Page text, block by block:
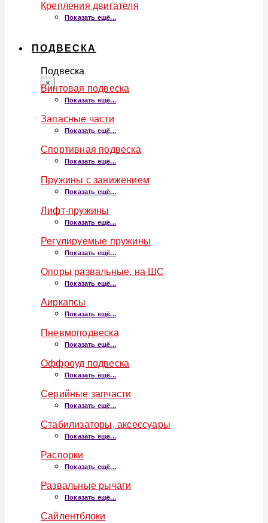
Крепления двигателя
Показать ещё...
ПОДВЕСКА
Подвеска
×
Винтовая подвеска
Показать ещё...
Запасные части
Показать ещё...
Спортивная подвеска
Показать ещё...
Пружины с занижением
Показать ещё...
Лифт-пружины
Показать ещё...
Регулируемые пружины
Показать ещё...
Опоры развальные, на ШС
Показать ещё...
Аиркапсы
Показать ещё...
Пневмоподвеска
Показать ещё...
Оффроуд подвеска
Показать ещё...
Серийные запчасти
Показать ещё...
Стабилизаторы, аксессуары
Показать ещё...
Распорки
Показать ещё...
Развальные рычаги
Показать ещё...
Сайлентблоки